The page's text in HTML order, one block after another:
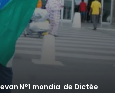
N°1 mondial de Dictée